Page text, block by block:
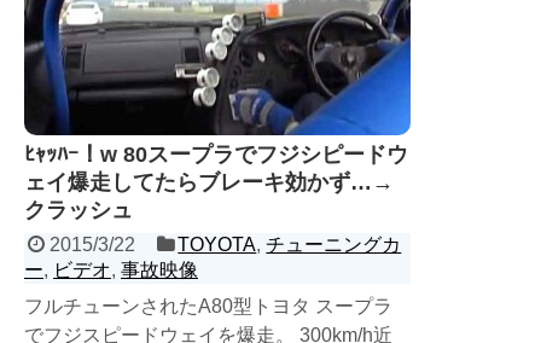
ﾋｬｯﾊｰ！w 80スープラでフジシピードウ
ェイ爆走してたらブレーキ効かず…→
クラッシュ
2015/3/22 TOYOTA,チューニングカ
ー, ビデオ, 事故映像
フルチューンされたA80型トヨタ スープラ
でフジスピードウェイを爆走。 300km/h近